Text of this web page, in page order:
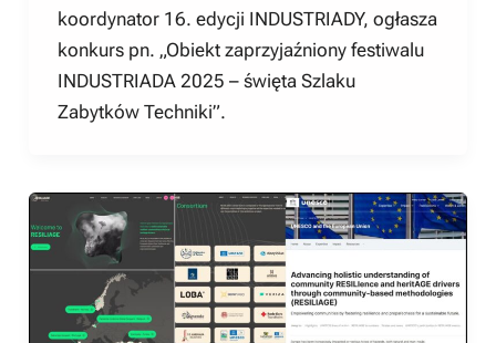
koordynator 16. edycji INDUSTRIADY, ogłasza
konkurs pn. „Obiekt zaprzyjaźniony festiwalu
INDUSTRIADA 2025 – święta Szlaku
Zabytków Techniki”.